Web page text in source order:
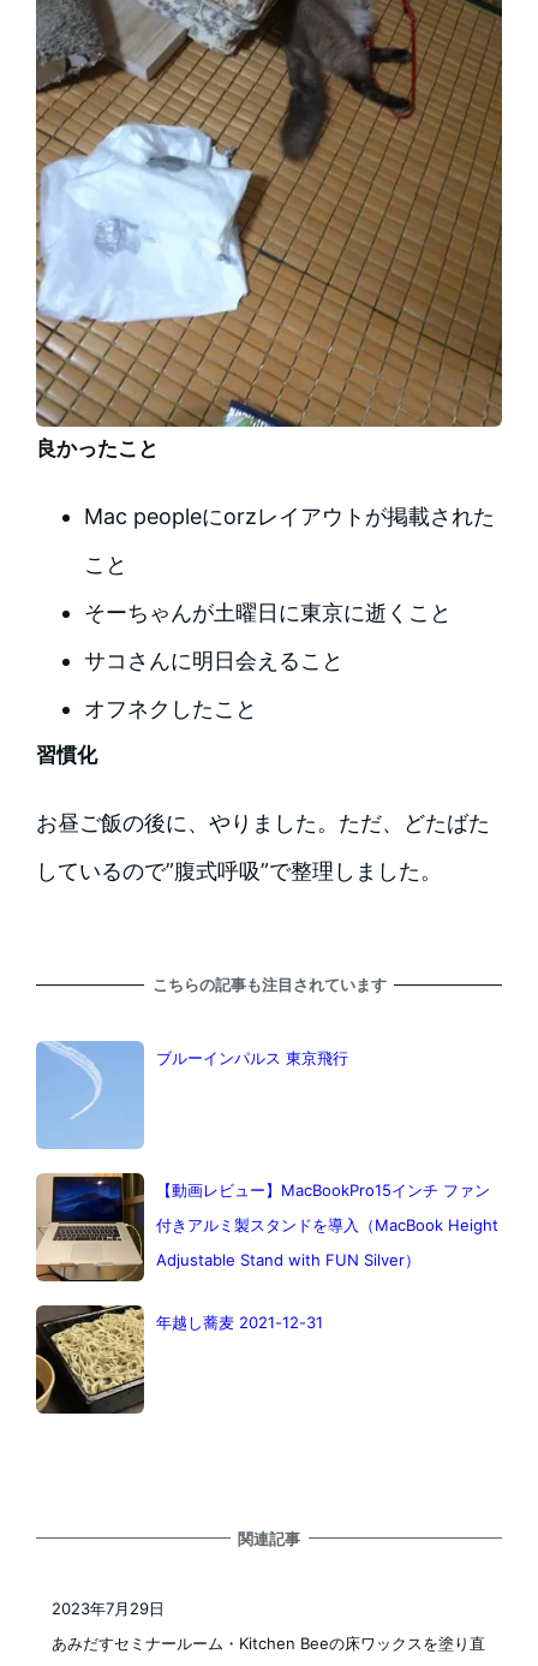
良かったこと
Mac peopleにorzレイアウトが掲載された
こと
そーちゃんが土曜日に東京に逝くこと
サコさんに明日会えること
オフネクしたこと
習慣化
お昼ご飯の後に、やりました。ただ、どたばた
しているので”腹式呼吸”で整理しました。
こちらの記事も注目されています
ブルーインパルス 東京飛行
【動画レビュー】MacBookPro15インチ ファン
付きアルミ製スタンドを導入（MacBook Height
Adjustable Stand with FUN Silver）
年越し蕎麦 2021-12-31
関連記事
あみだすセミナールーム・Kitchen Beeの床ワックスを塗り直
2023年7月29日